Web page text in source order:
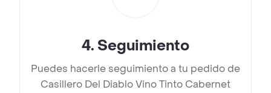
4. Seguimiento
Puedes hacerle seguimiento a tu pedido de
Casillero Del Diablo Vino Tinto Cabernet